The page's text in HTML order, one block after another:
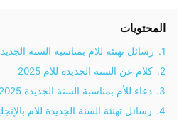
المحتويات
1.
رسائل تهنئة للام بمناسبة السنة الجديدة
2.
كلام عن السنة الجديدة للام 2025
3.
دعاء للأم بمناسبة السنة الجديدة 2025
4.
رسائل تهنئة السنة الجديدة للام